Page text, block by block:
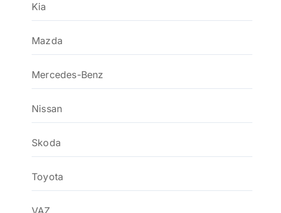
Kia
Mazda
Mercedes-Benz
Nissan
Skoda
Toyota
VAZ